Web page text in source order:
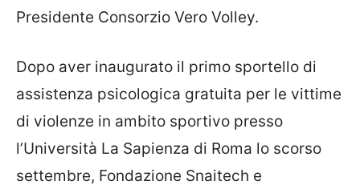
Presidente Consorzio Vero Volley.
Dopo aver inaugurato il primo sportello di
assistenza psicologica gratuita per le vittime
di violenze in ambito sportivo presso
l’Università La Sapienza di Roma lo scorso
settembre, Fondazione Snaitech e